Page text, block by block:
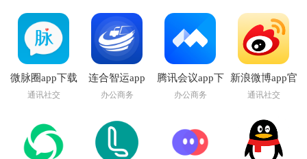
微脉圈app下载
安装
通讯社交
连合智运app
办公商务
腾讯会议app下
载免费安装手机
办公商务
新浪微博app官
方下载安装免费
通讯社交